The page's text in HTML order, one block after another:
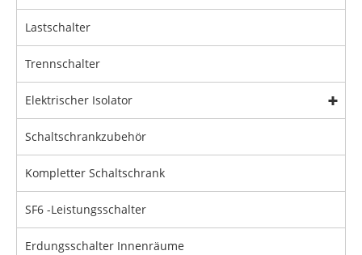
Lastschalter
Trennschalter
Elektrischer Isolator
Schaltschrankzubehör
Kompletter Schaltschrank
SF6 -Leistungsschalter
Erdungsschalter Innenräume